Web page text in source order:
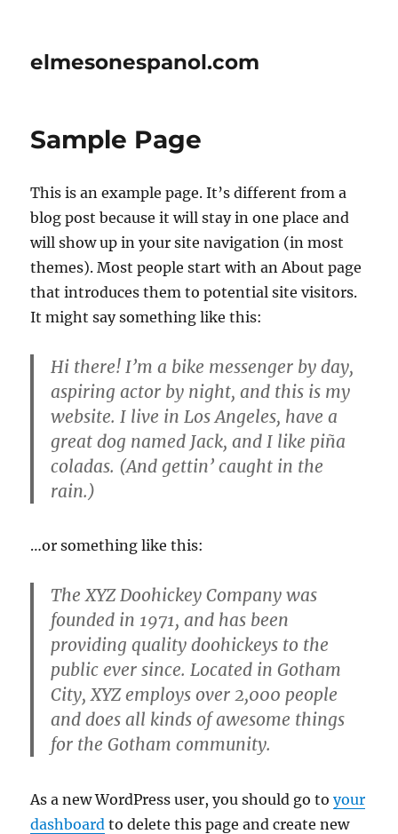
elmesonespanol.com
Sample Page
This is an example page. It’s different from a
blog post because it will stay in one place and
will show up in your site navigation (in most
themes). Most people start with an About page
that introduces them to potential site visitors.
It might say something like this:
Hi there! I’m a bike messenger by day,
aspiring actor by night, and this is my
website. I live in Los Angeles, have a
great dog named Jack, and I like piña
coladas. (And gettin’ caught in the
rain.)
…or something like this:
The XYZ Doohickey Company was
founded in 1971, and has been
providing quality doohickeys to the
public ever since. Located in Gotham
City, XYZ employs over 2,000 people
and does all kinds of awesome things
for the Gotham community.
As a new WordPress user, you should go toyour
dashboard to delete this page and create new